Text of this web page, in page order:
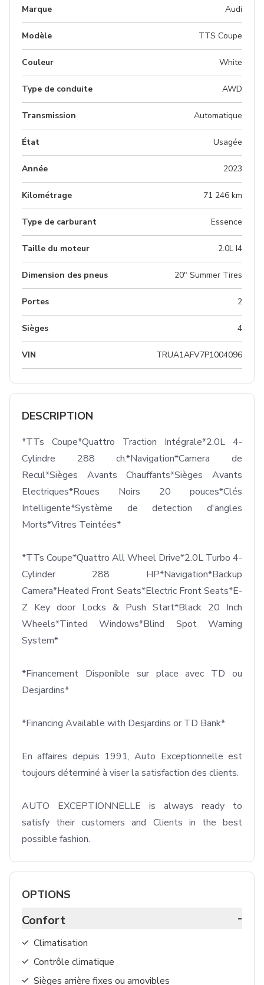
Marque Audi
Modèle TTS Coupe
Couleur White
Type de conduite AWD
Transmission Automatique
État Usagée
Année 2023
Kilométrage 71 246 km
Type de carburant Essence
Taille du moteur 2.0L I4
Dimension des pneus 20" Summer Tires
Portes 2
Sièges 4
VIN TRUA1AFV7P1004096
DESCRIPTION
*TTs Coupe*Quattro Traction Intégrale*2.0L 4-
Cylindre 288 ch.*Navigation*Camera de
Recul*Sièges Avants Chauffants*Sièges Avants
Electriques*Roues Noirs 20 pouces*Clés
Intelligente*Système de detection d'angles
Morts*Vitres Teintées*
*TTs Coupe*Quattro All Wheel Drive*2.0L Turbo 4-
Cylinder 288 HP*Navigation*Backup
Camera*Heated Front Seats*Electric Front Seats*E-
Z Key door Locks & Push Start*Black 20 Inch
Wheels*Tinted Windows*Blind Spot Warning
System*
*Financement Disponible sur place avec TD ou
Desjardins*
*Financing Available with Desjardins or TD Bank*
En affaires depuis 1991, Auto Exceptionnelle est
toujours déterminé à viser la satisfaction des clients.
AUTO EXCEPTIONNELLE is always ready to
satisfy their customers and Clients in the best
possible fashion.
OPTIONS
Confort -
Climatisation
Contrôle climatique
Sièges arrière fixes ou amovibles